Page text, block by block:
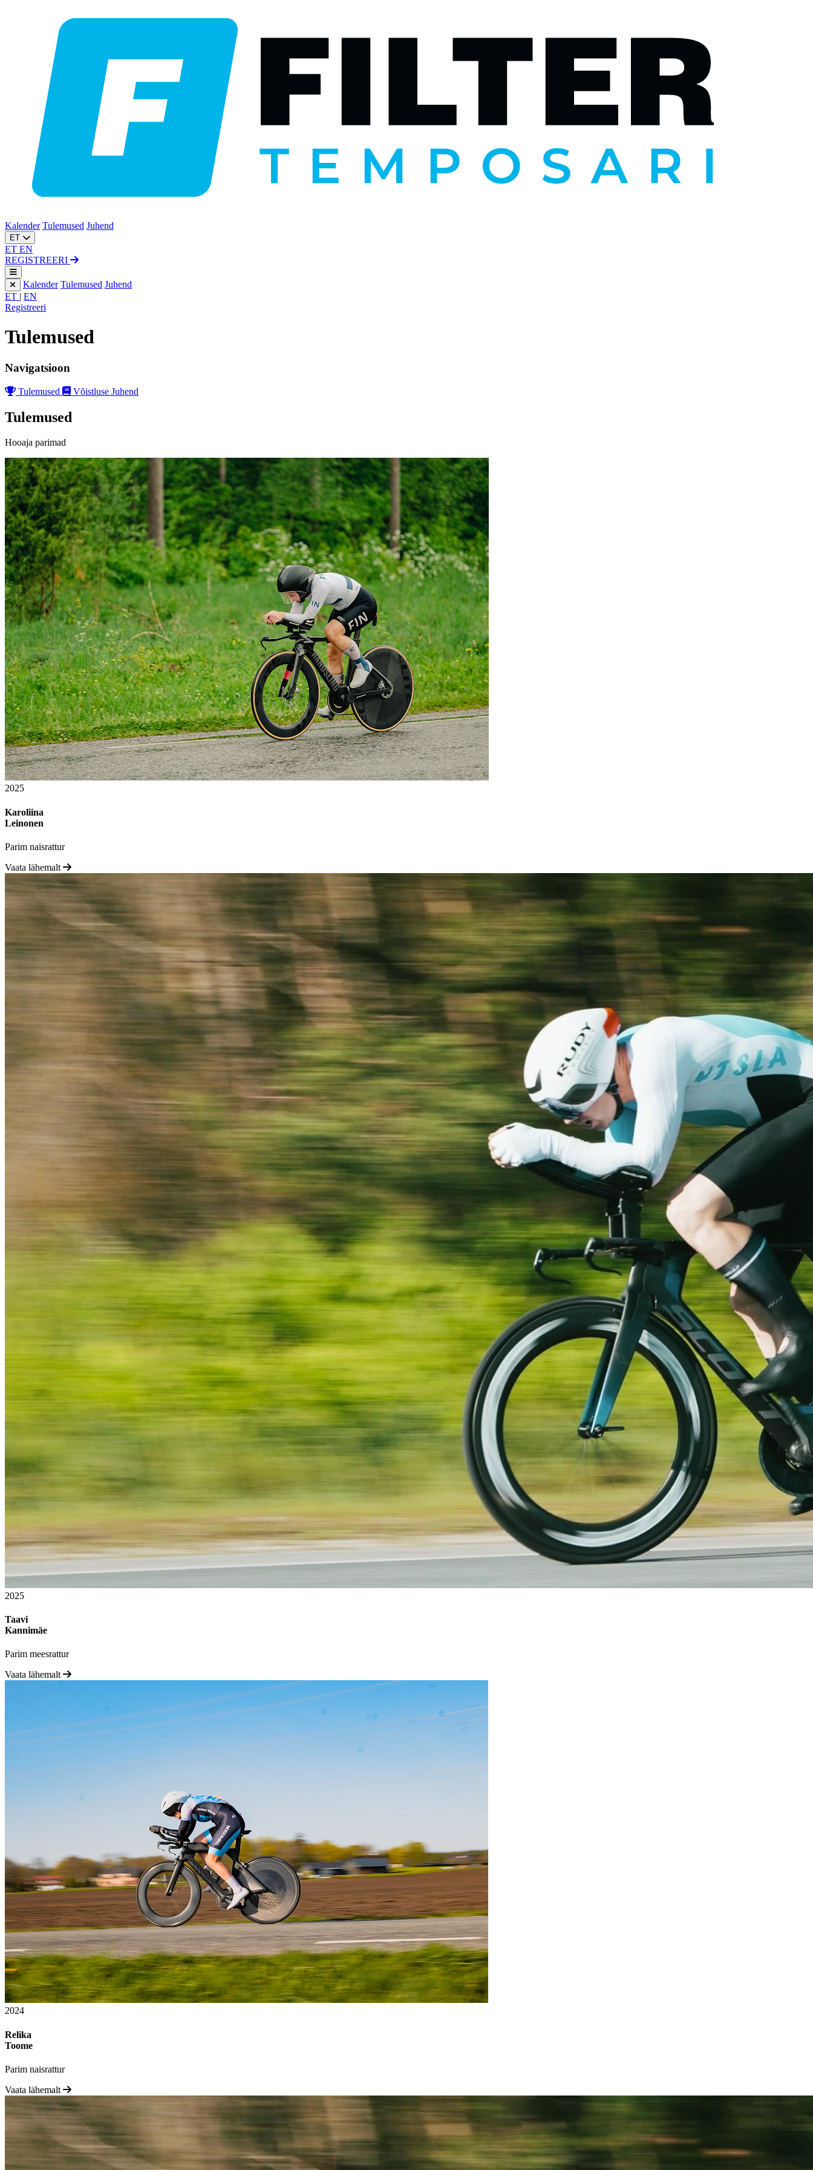
Kalender Tulemused Juhend
ET
ET EN
REGISTREERI
Kalender Tulemused Juhend
ET | EN
Registreeri
Tulemused
Navigatsioon
Tulemused Võistluse Juhend
Tulemused
Hooaja parimad
2025
Karoliina
Leinonen
Parim naisrattur
Vaata lähemalt
2025
Taavi
Kannimäe
Parim meesrattur
Vaata lähemalt
2024
Relika
Toome
Parim naisrattur
Vaata lähemalt